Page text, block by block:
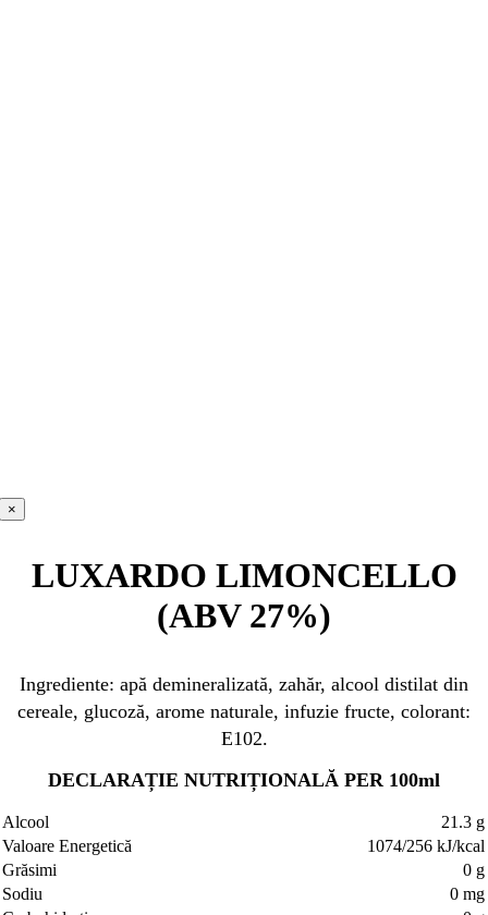
×
LUXARDO LIMONCELLO
(ABV 27%)
Ingrediente: apă demineralizată, zahăr, alcool distilat din
cereale, glucoză, arome naturale, infuzie fructe, colorant:
E102.
DECLARAȚIE NUTRIȚIONALĂ PER 100ml
Alcool
21.3 g
Valoare Energetică
1074/256 kJ/kcal
Grăsimi
0 g
Sodiu
0 mg